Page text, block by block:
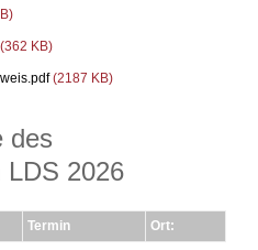
(362 KB)
(2187 KB)
des
LDS 2026
Termin Ort: